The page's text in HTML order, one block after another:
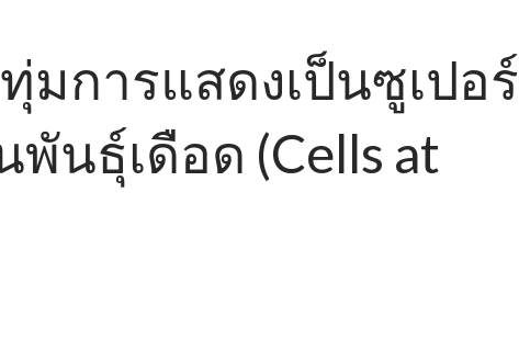
มการแสดงเป็นซูเปอร์
พันธุ์เดือด (Cells at